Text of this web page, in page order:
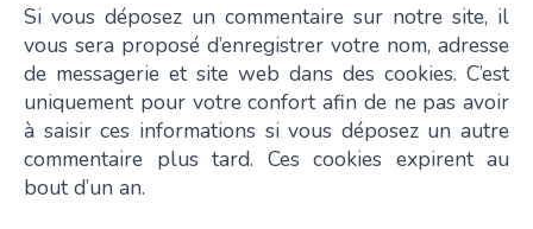
Si vous déposez un commentaire sur notre site, il
vous sera proposé d’enregistrer votre nom, adresse
de messagerie et site web dans des cookies. C’est
uniquement pour votre confort afin de ne pas avoir
à saisir ces informations si vous déposez un autre
commentaire plus tard. Ces cookies expirent au
bout d’un an.